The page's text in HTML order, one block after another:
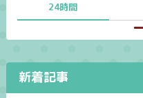
24時間
新着記事